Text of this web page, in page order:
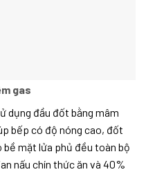
gas
dụng đầu đốt bằng mâm
bếp có độ nóng cao, đốt
bề mặt lửa phủ đều toàn bộ
nấu chín thức ăn và 40%